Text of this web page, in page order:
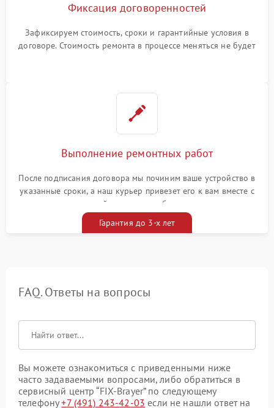
Фиксация договоренностей
Зафиксируем стоимость, сроки и гарантийные условия в
договоре. Стоимость ремонта в процессе меняться не будет
Выполнение ремонтных работ
После подписания договора мы починим ваше устройство в
указанные сроки, а наш курьер привезет его к вам вместе с
гарантийным талоном бесплатно
Гарантия до 3-х лет
FAQ. Ответы на вопросы
Вы можете ознакомиться с приведенными ниже
часто задаваемыми вопросами, либо обратиться в
сервисный центр “FIX-Brayer” по следующему
телефону+7 (491) 243-42-03 если не нашли ответ на